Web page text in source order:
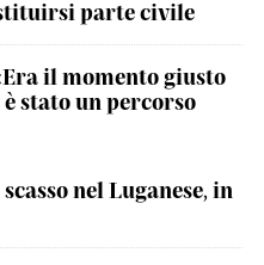
parte civile
il momento giusto
stato un percorso
nel Luganese, in